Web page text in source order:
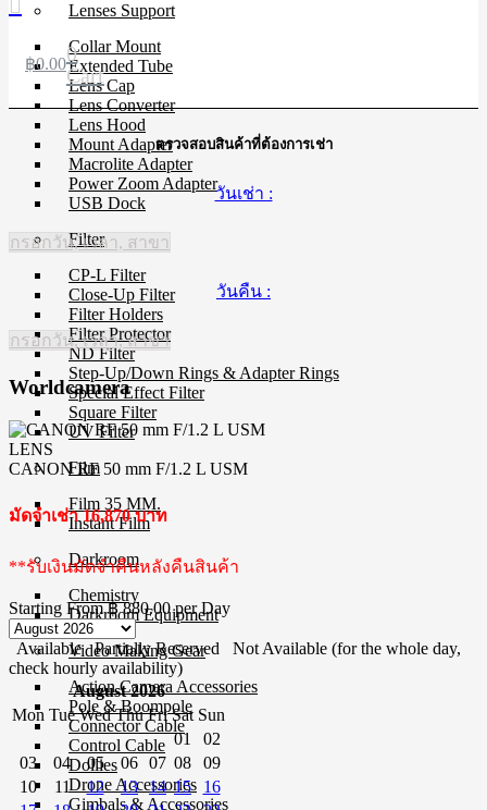
Lenses Support
Collar Mount
Extended Tube
Lens Cap
Lens Converter
Lens Hood
Mount Adapter
Macrolite Adapter
Power Zoom Adapter
USB Dock
Filter
CP-L Filter
Close-Up Filter
Filter Holders
Filter Protector
ND Filter
Step-Up/Down Rings & Adapter Rings
Special Effect Filter
Square Filter
UV Filter
Film
Film 35 MM.
Instant Film
Darkroom
Chemistry
Darkroom Equipment
Video Making Gear
Action Camera Accessories
Pole & Boompole
Connector Cable
Control Cable
Dollies
Drone Accessories
Gimbals & Accessories
฿0.000
Cart
ตรวจสอบสินค้าที่ต้องการเช่า
วันเช่า :
กรอกวัน, เวลา, สาขา
วันคืน :
กรอกวัน, เวลา, สาขา
Worldcamera
LENS
CANON RF 50 mm F/1.2 L USM
มัดจำเช่า 16,870 บาท
**รับเงินมัดจำคืนหลังคืนสินค้า
Starting From ฿ 880.00 per Day
Available Partially Reserved
Not Available (for the whole day,
check hourly availability)
August 2026
Mon Tue Wed Thu Fri Sat Sun
01
02
03
04 05 06 07 08
09
10
11 12 13 14 15
16